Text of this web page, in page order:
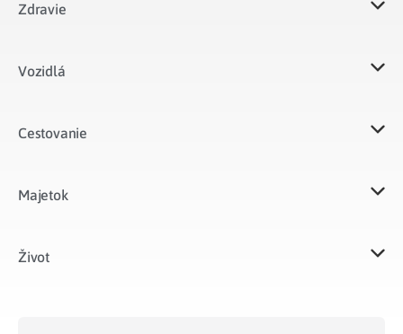
Zdravie
Vozidlá​
Cestovanie
Majetok​
Život​